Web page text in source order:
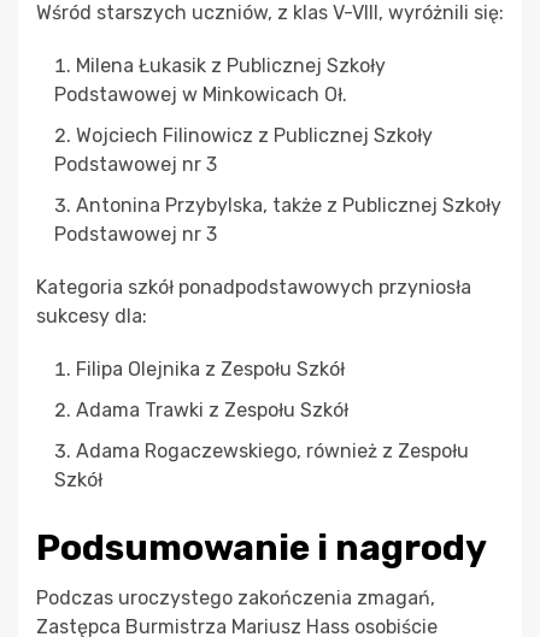
Wśród starszych uczniów, z klas V-VIII, wyróżnili się:
Milena Łukasik z Publicznej Szkoły
Podstawowej w Minkowicach Oł.
Wojciech Filinowicz z Publicznej Szkoły
Podstawowej nr 3
Antonina Przybylska, także z Publicznej Szkoły
Podstawowej nr 3
Kategoria szkół ponadpodstawowych przyniosła
sukcesy dla:
Filipa Olejnika z Zespołu Szkół
Adama Trawki z Zespołu Szkół
Adama Rogaczewskiego, również z Zespołu
Szkół
Podsumowanie i nagrody
Podczas uroczystego zakończenia zmagań,
Zastępca Burmistrza Mariusz Hass osobiście